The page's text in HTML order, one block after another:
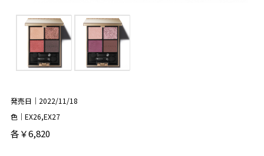
発売日｜2022/11/18
色｜EX26,EX27
各￥6,820